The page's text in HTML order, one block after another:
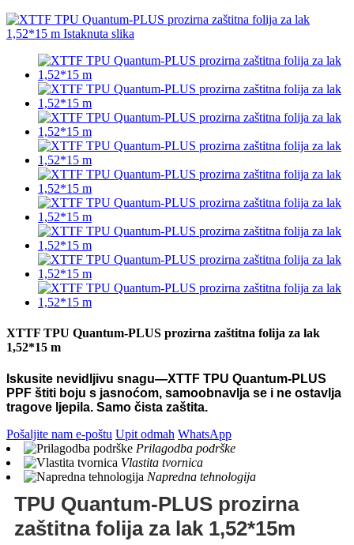
XTTF TPU Quantum-PLUS prozirna zaštitna folija za lak
1,52*15 m
Iskusite nevidljivu snagu—XTTF TPU Quantum-PLUS
PPF štiti boju s jasnoćom, samoobnavlja se i ne ostavlja
tragove ljepila. Samo čista zaštita.
Pošaljite nam e-poštu Upit odmah WhatsApp
Prilagodba podrške
Vlastita tvornica
Napredna tehnologija
TPU Quantum-PLUS prozirna
zaštitna folija za lak 1,52*15m